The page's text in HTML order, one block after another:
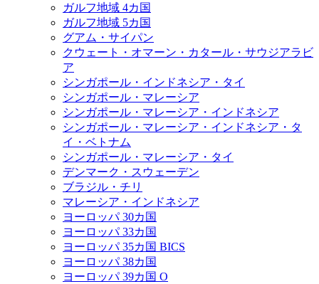
ガルフ地域 4カ国
ガルフ地域 5カ国
グアム・サイパン
クウェート・オマーン・カタール・サウジアラビ
ア
シンガポール・インドネシア・タイ
シンガポール・マレーシア
シンガポール・マレーシア・インドネシア
シンガポール・マレーシア・インドネシア・タ
イ・ベトナム
シンガポール・マレーシア・タイ
デンマーク・スウェーデン
ブラジル・チリ
マレーシア・インドネシア
ヨーロッパ 30カ国
ヨーロッパ 33カ国
ヨーロッパ 35カ国 BICS
ヨーロッパ 38カ国
ヨーロッパ 39カ国 O